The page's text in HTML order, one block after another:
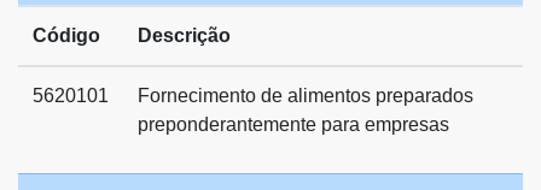
Código Descrição
5620101
Fornecimento de alimentos preparados
preponderantemente para empresas